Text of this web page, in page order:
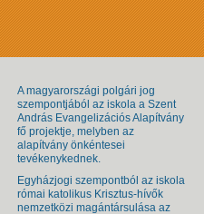
A magyarországi polgári jog
szempontjából az iskola a Szent
András Evangelizációs Alapítvány
fő projektje, melyben az
alapítvány önkéntesei
tevékenykednek.
Egyházjogi szempontból az iskola
római katolikus Krisztus-hívők
nemzetközi magántársulása az